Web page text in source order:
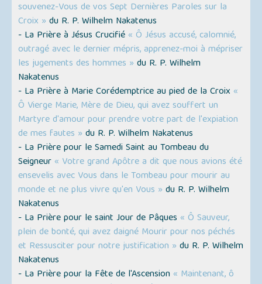
souvenez-Vous de vos Sept Dernières Paroles sur la
Croix » du R. P. Wilhelm Nakatenus
- La Prière à Jésus Crucifié « Ô Jésus accusé, calomnié,
outragé avec le dernier mépris, apprenez-moi à mépriser
les jugements des hommes » du R. P. Wilhelm
Nakatenus
- La Prière à Marie Corédemptrice au pied de la Croix «
Ô Vierge Marie, Mère de Dieu, qui avez souffert un
Martyre d'amour pour prendre votre part de l'expiation
de mes fautes » du R. P. Wilhelm Nakatenus
- La Prière pour le Samedi Saint au Tombeau du
Seigneur « Votre grand Apôtre a dit que nous avions été
ensevelis avec Vous dans le Tombeau pour mourir au
monde et ne plus vivre qu'en Vous » du R. P. Wilhelm
Nakatenus
- La Prière pour le saint Jour de Pâques « Ô Sauveur,
plein de bonté, qui avez daigné Mourir pour nos péchés
et Ressusciter pour notre justification » du R. P. Wilhelm
Nakatenus
- La Prière pour la Fête de l'Ascension « Maintenant, ô